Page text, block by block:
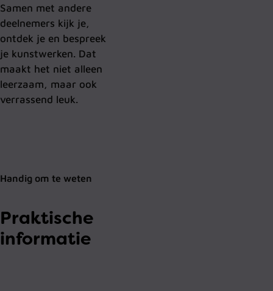
Samen met andere
deelnemers kijk je,
ontdek je en bespreek
je kunstwerken. Dat
maakt het niet alleen
leerzaam, maar ook
verrassend leuk.
Praktische
informatie
Handig om te weten